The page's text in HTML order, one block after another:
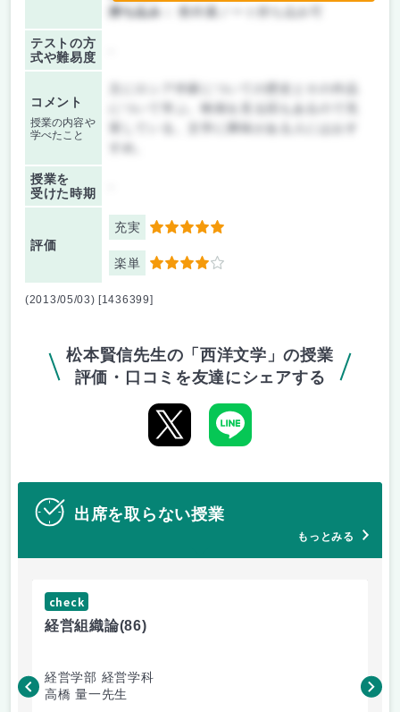
持ち込み： 教科書ノート持ち込み可
テストの方
式や難易度
コメント
授業の内容や
学べたこと
主にロシア作家についての歴史とその作品
について学ぶ。映画を見る回もあるので充
実している。文学に興味がある人にはおす
授業を
受けた時期
評価
充実 5
楽単 4
(2013/05/03) [1436399]
松本賢信先生の「西洋文学」の授業
評価・口コミを友達にシェアする
出席を取らない授業
もっとみる
check
経営組織論(86)
経営学部 経営学科
高橋 量一先生
白